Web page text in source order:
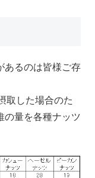
あるのは皆様ご存
取した場合のた
の量を各種ナッツ